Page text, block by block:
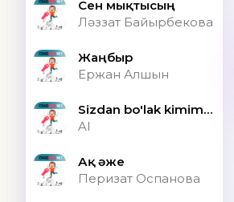
Сен мықтысың
Ләззат Байырбекова
Жаңбыр
Ержан Алшын
Sizdan bo'lak kimim bor ONA (Speed up)
AI
Ақ әже
Перизат Оспанова